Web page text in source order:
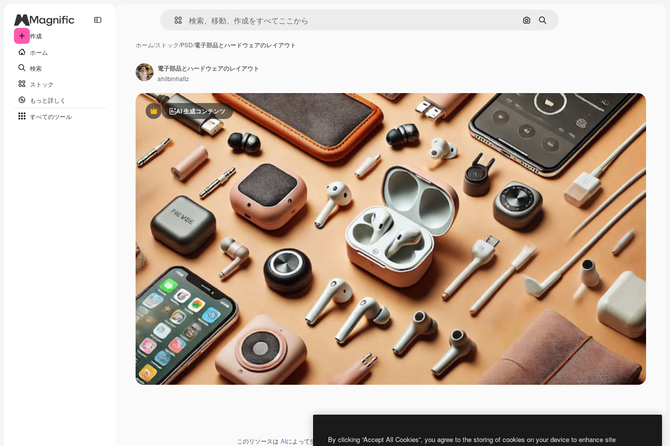
作成
ホーム
検索
ストック
もっと詳しく
すべてのツール
画像で検索
検索
ホーム/ストック/PSD/電子部品とハードウェアのレイアウト
PremiumAI 生成コンテンツ
このリソースは AIによって生成されたものです。 AI画像生成ツールを使うと、あなた独自の画像を作成できます。
電子部品とハードウェアのレイアウト
ahilbinhafiz
By clicking “Accept All Cookies”, you agree to the storing of cookies on your device to enhance site